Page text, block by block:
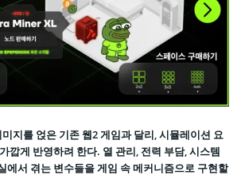
지를 얹은 기존 웹2 게임과 달리, 시뮬레이션 요
깝게 반영하려 한다. 열 관리, 전력 부담, 시스템
에서 겪는 변수들을 게임 속 메커니즘으로 구현할